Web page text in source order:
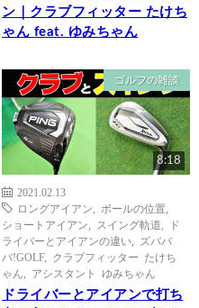
ン｜クラブフィッター たけち
ゃん feat. ゆみちゃん
ゴルフの雑談
8:18
2021.02.13
ロングアイアン
ボールの位置
ショートアイアン
スイング軌道
ド
ライバーとアイアンの違い
ズババ
バ!GOLF, クラブフィッター たけち
ゃん
アシスタント ゆみちゃん
ドライバーとアイアンで打ち